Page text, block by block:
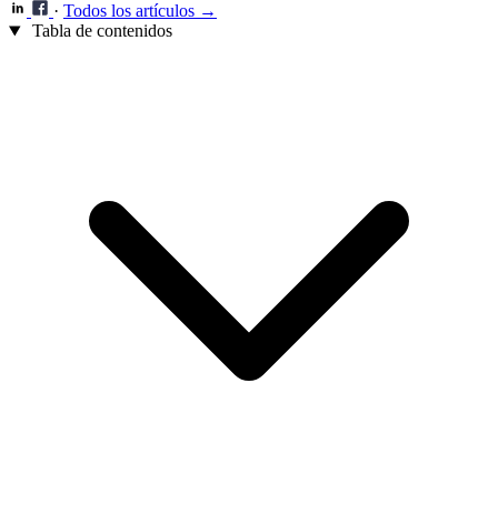
· Todos los artículos →
Tabla de contenidos